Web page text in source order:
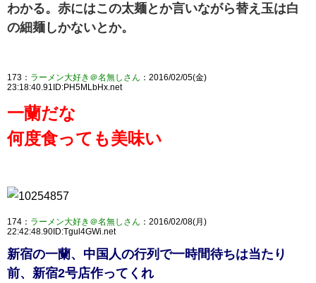
わかる。赤にはこの太麺とか言いながら替え玉は白
の細麺しかないとか。
173： ラーメン大好き＠名無しさん ：2016/02/05(金)
23:18:40.91ID:PH5MLbHx.net
一蘭だな
何度食っても美味い
174： ラーメン大好き＠名無しさん ：2016/02/08(月)
22:42:48.90ID:Tgul4GWi.net
新宿の一蘭、中国人の行列で一時間待ちは当たり
前、新宿2号店作ってくれ